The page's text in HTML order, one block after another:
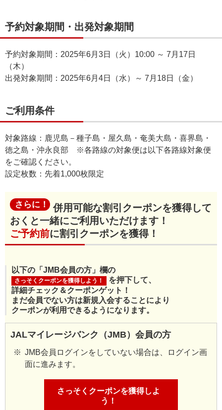
予約対象期間・出発対象期間
予約対象期間：2025年6月3日（火）10:00 ～ 7月17日
（木）
出発対象期間：2025年6月4日（水）～ 7月18日（金）
ご利用条件
対象路線：鹿児島－種子島・屋久島・奄美大島・喜界島・
徳之島・沖永良部 ※各路線の対象便は以下各路線対象便
をご確認ください。
設定枚数：先着1,000枚限定
さらに！
併用可能な割引クーポンを獲得して
おくと一緒にご利用いただけます！
ご予約前に割引クーポンを獲得！
以下の「JMB会員の方」欄の
さっそくクーポンを獲得しよう！
を押下して、
詳細チェック＆クーポンゲット！
まだ会員でない方は新規入会することにより
クーポンが利用できるようになります。
JALマイレージバンク（JMB）会員の方
JMB会員ログインをしていない場合は、ログイン画
面に進みます。
さっそくクーポンを獲得しよ
う！